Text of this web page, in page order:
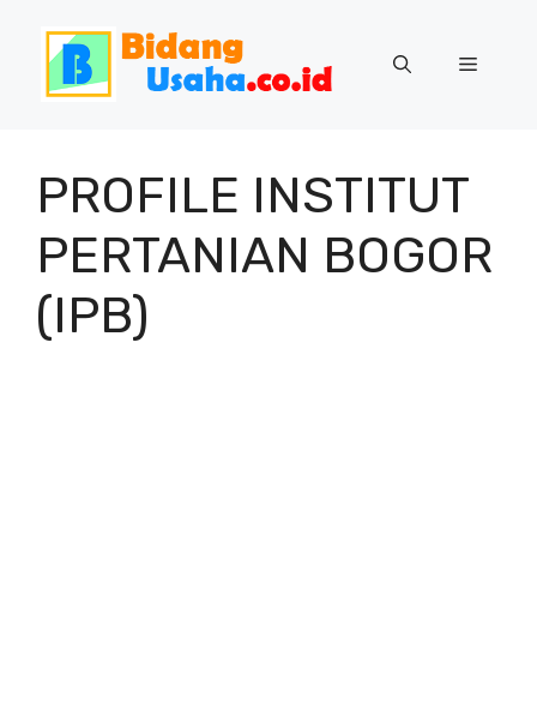
Menu
PROFILE INSTITUT
PERTANIAN BOGOR
(IPB)